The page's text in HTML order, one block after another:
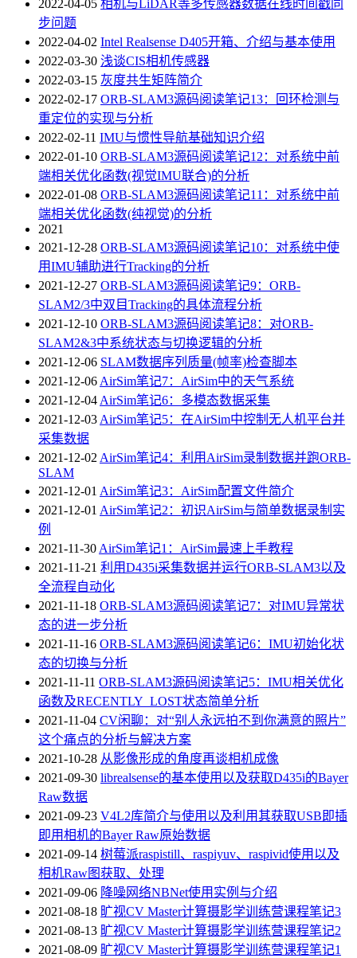
2022-04-05 相机与LiDAR等多传感器数据在线时间戳同
步问题
2022-04-02 Intel Realsense D405开箱、介绍与基本使用
2022-03-30 浅谈CIS相机传感器
2022-03-15 灰度共生矩阵简介
2022-02-17 ORB-SLAM3源码阅读笔记13：回环检测与
重定位的实现与分析
2022-02-11 IMU与惯性导航基础知识介绍
2022-01-10 ORB-SLAM3源码阅读笔记12：对系统中前
端相关优化函数(视觉IMU联合)的分析
2022-01-08 ORB-SLAM3源码阅读笔记11：对系统中前
端相关优化函数(纯视觉)的分析
2021
2021-12-28 ORB-SLAM3源码阅读笔记10：对系统中使
用IMU辅助进行Tracking的分析
2021-12-27 ORB-SLAM3源码阅读笔记9：ORB-
SLAM2/3中双目Tracking的具体流程分析
2021-12-10 ORB-SLAM3源码阅读笔记8：对ORB-
SLAM2&3中系统状态与切换逻辑的分析
2021-12-06 SLAM数据序列质量(帧率)检查脚本
2021-12-06 AirSim笔记7：AirSim中的天气系统
2021-12-04 AirSim笔记6：多模态数据采集
2021-12-03 AirSim笔记5：在AirSim中控制无人机平台并
采集数据
2021-12-02 AirSim笔记4：利用AirSim录制数据并跑ORB-
SLAM
2021-12-01 AirSim笔记3：AirSim配置文件简介
2021-12-01 AirSim笔记2：初识AirSim与简单数据录制实
例
2021-11-30 AirSim笔记1：AirSim最速上手教程
2021-11-21 利用D435i采集数据并运行ORB-SLAM3以及
全流程自动化
2021-11-18 ORB-SLAM3源码阅读笔记7：对IMU异常状
态的进一步分析
2021-11-16 ORB-SLAM3源码阅读笔记6：IMU初始化状
态的切换与分析
2021-11-11 ORB-SLAM3源码阅读笔记5：IMU相关优化
函数及RECENTLY_LOST状态简单分析
2021-11-04 CV闲聊：对“别人永远拍不到你满意的照片”
这个痛点的分析与解决方案
2021-10-28 从影像形成的角度再谈相机成像
2021-09-30 librealsense的基本使用以及获取D435i的Bayer
Raw数据
2021-09-23 V4L2库简介与使用以及利用其获取USB即插
即用相机的Bayer Raw原始数据
2021-09-14 树莓派raspistill、raspiyuv、raspivid使用以及
相机Raw图获取、处理
2021-09-06 降噪网络NBNet使用实例与介绍
2021-08-18 旷视CV Master计算摄影学训练营课程笔记3
2021-08-13 旷视CV Master计算摄影学训练营课程笔记2
2021-08-09 旷视CV Master计算摄影学训练营课程笔记1